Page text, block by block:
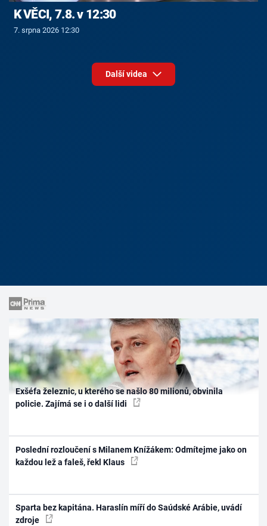
K VĚCI, 7.8. v 12:30
7. srpna 2026 12:30
Další videa
Exšéfa železnic, u kterého se našlo 80 milionů, obvinila
policie. Zajímá se i o další lidi
Poslední rozloučení s Milanem Knížákem: Odmítejme jako on
každou lež a faleš, řekl Klaus
Sparta bez kapitána. Haraslín míří do Saúdské Arábie, uvádí
zdroje